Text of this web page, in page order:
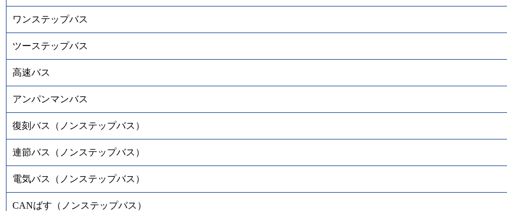
ワンステップバス
ツーステップバス
高速バス
アンパンマンバス
復刻バス（ノンステップバス）
連節バス（ノンステップバス）
電気バス（ノンステップバス）
CANばす（ノンステップバス）